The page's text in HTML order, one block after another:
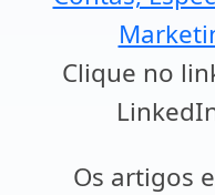
Clique no
Os artigos